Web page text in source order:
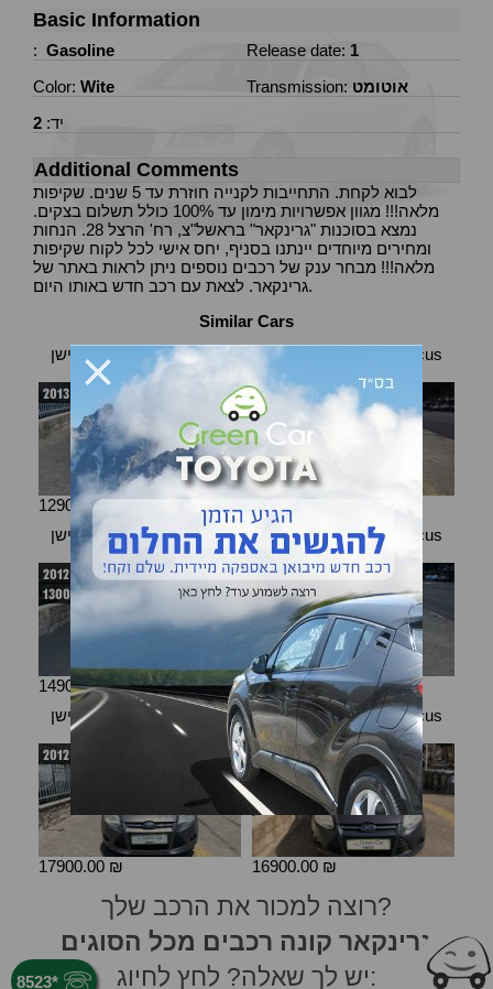
Basic Information
: Gasoline Release date: 1
Color: Wite Transmission: אוטומט
יד: 2
Additional Comments
לבוא לקחת. התחייבות לקנייה חוזרת עד 5 שנים. שקיפות
מלאה!!! מגוון אפשרויות מימון עד 100% כולל תשלום בצקים.
נמצא בסוכנות "גרינקאר" בראשל"צ, רח' הרצל 28. הנחות
ומחירים מיוחדים יינתנו בסניף, יחס אישי לכל לקוח שקיפות
מלאה!!! מבחר ענק של רכבים נוספים ניתן לראות באתר של
גרינקאר. לצאת עם רכב חדש באותו היום.
Similar Cars
פורד פקוס סטיישן (Focus
station)
2013
12900.00 ₪
פורד פקוס סטיישן (Focus
station)
2017
131000 km
32900.00 ₪
פורד פקוס סטיישן (Focus
station)
2012
130000 km
14900.00 ₪
פורד פקוס סטיישן (Focus
station)
2013
184000 km
16900.00 ₪
פורד פקוס סטיישן (Focus
2012
17900.00 ₪
פורד פקוס סטיישן (Focus
station)
2012
16900.00 ₪
רוצה למכור את הרכב שלך?
גרינקאר קונה רכבים מכל הסוגים
יש לך שאלה? לחץ לחיוג:
8523*